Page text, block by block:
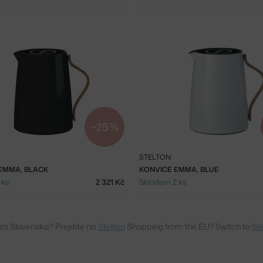
−25 %
BLACK
2 321 Kč
KONVICE EMMA, BLUE
STELTON
Skladem 2 ks
Slovenska? Prejdite na Stelton Shopping from the EU? Switch to